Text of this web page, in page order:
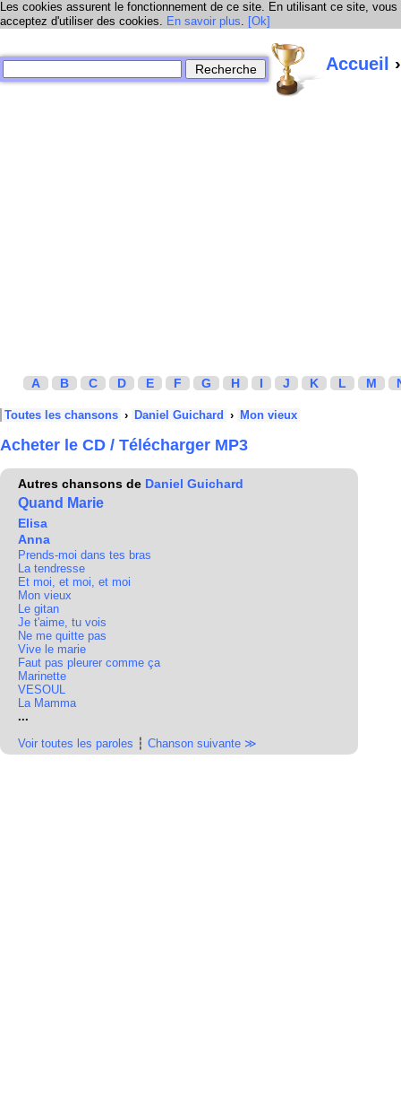
Les cookies assurent le fonctionnement de ce site. En utilisant ce site, vous
acceptez d'utiliser des cookies. En savoir plus. [Ok]
Accueil
A B C D E F G H I J K L M
Toutes les chansons › Daniel Guichard › Mon vieux
Acheter le CD / Télécharger MP3
Autres chansons de Daniel Guichard
Quand Marie
Elisa
Anna
Prends-moi dans tes bras
La tendresse
Et moi, et moi, et moi
Mon vieux
Le gitan
Je t'aime, tu vois
Ne me quitte pas
Vive le marie
Faut pas pleurer comme ça
Marinette
VESOUL
La Mamma
...
Voir toutes les paroles ┆ Chanson suivante ≫